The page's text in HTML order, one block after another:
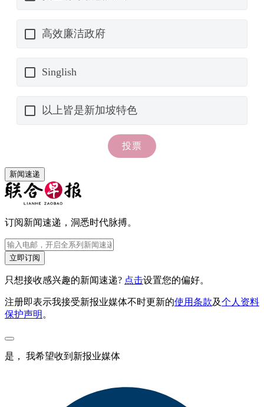
新闻速递
订阅新闻速递，洞悉时代脉搏。
立即订阅
只想接收感兴趣的新闻速递? 点击设置您的偏好。
注册即表示我接受新报业媒体不时更新的使用条款及个人资料
保护声明。
是， 我希望收到新报业媒体